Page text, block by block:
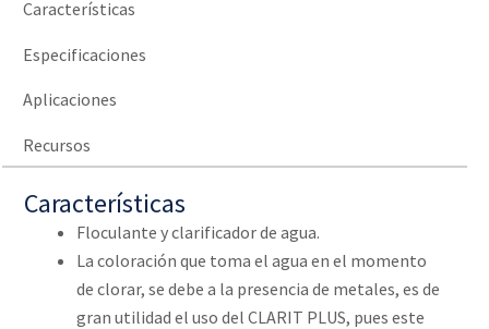
Características
Especificaciones
Aplicaciones
Recursos
Características
Floculante y clarificador de agua.
La coloración que toma el agua en el momento
de clorar, se debe a la presencia de metales, es de
gran utilidad el uso del CLARIT PLUS, pues este